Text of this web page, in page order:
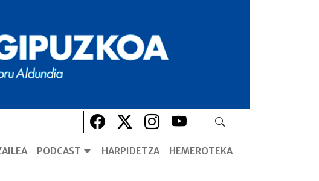
Lehio berrian irekiko da
Lehio berrian irekiko da
Lehio berrian irekiko da
Lehio berrian irekiko da
PODCAST HARPIDETZA HEMEROTEKA